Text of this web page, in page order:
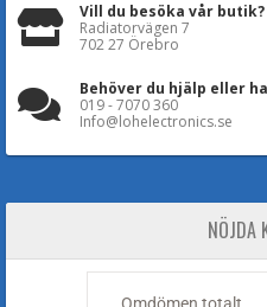
Vill du besöka vår butik?
Radiatorvägen 7
702 27 Örebro
Behöver du hjälp eller
019 - 7070 360
Info@lohelectronics.se
NÖJDA